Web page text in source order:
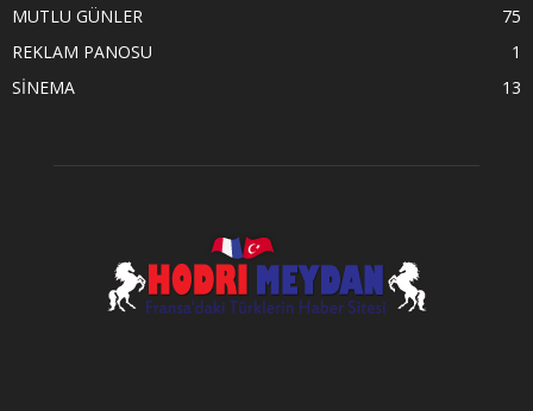
MUTLU GÜNLER
75
REKLAM PANOSU
1
SİNEMA
13